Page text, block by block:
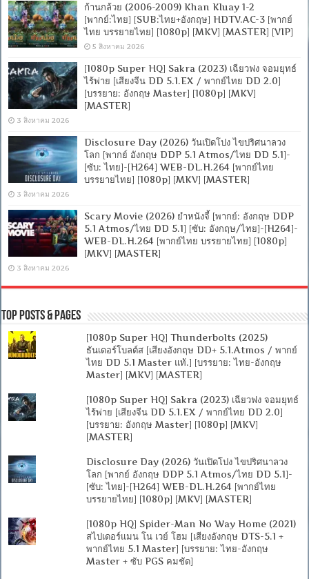
ก้านกล้วย (2006-2009) Khan Kluay 1-2
[พากย์:ไทย] [SUB:ไทย+อังกฤษ] HDTV.AC-3 [พากย์
ไทย บรรยายไทย] [1080p] [MKV] [MASTER] [VIP]
5 สิงหาคม 2026
[1080p Super HQ] Sakra (2023) เฉียวฟง จอมยุทธ์
ไร้พ่าย [เสียงจีน DD 5.1.EX / พากย์ไทย DD 2.0]
[บรรยาย: อังกฤษ Master] [1080p] [MKV]
[MASTER]
3 สิงหาคม 2026
Disclosure Day (2026) วันเปิดโปง ไขปริศนาลวง
โลก [พากย์ อังกฤษ DDP 5.1 Atmos/ไทย DD 5.1]-
[ซับ: ไทย]-[H264] WEB-DL.H.264 [พากย์ไทย
บรรยายไทย] [1080p] [MKV] [MASTER]
3 สิงหาคม 2026
Scary Movie (2026) ยำหนังจี้ [พากย์: อังกฤษ DDP
5.1 Atmos/ไทย DD 5.1] [ซับ: อังกฤษ/ไทย]-[H264]-
WEB-DL.H.264 [พากย์ไทย บรรยายไทย] [1080p]
[MKV] [MASTER]
3 สิงหาคม 2026
Top Posts & Pages
[1080p Super HQ] Thunderbolts (2025)
ธันเดอร์โบลต์ส [เสียงอังกฤษ DD+ 5.1.Atmos / พากย์
ไทย DD 5.1 Master แท้.] [บรรยาย: ไทย-อังกฤษ
Master] [MKV] [MASTER]
[1080p Super HQ] Sakra (2023) เฉียวฟง จอมยุทธ์
ไร้พ่าย [เสียงจีน DD 5.1.EX / พากย์ไทย DD 2.0]
[บรรยาย: อังกฤษ Master] [1080p] [MKV]
[MASTER]
Disclosure Day (2026) วันเปิดโปง ไขปริศนาลวง
โลก [พากย์ อังกฤษ DDP 5.1 Atmos/ไทย DD 5.1]-
[ซับ: ไทย]-[H264] WEB-DL.H.264 [พากย์ไทย
บรรยายไทย] [1080p] [MKV] [MASTER]
[1080p HQ] Spider-Man No Way Home (2021)
สไปเดอร์แมน โน เวย์ โฮม [เสียงอังกฤษ DTS-5.1 +
พากย์ไทย 5.1 Master] [บรรยาย: ไทย-อังกฤษ
Master + ซับ PGS คมชัด]